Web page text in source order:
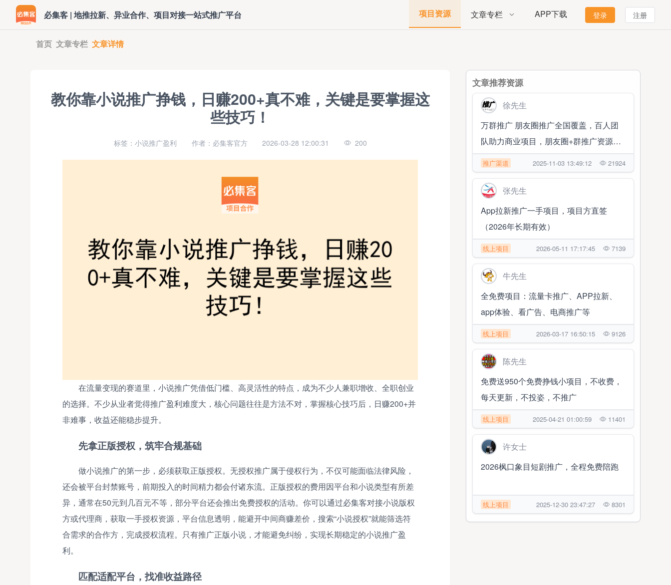
必集客 | 地推拉新、异业合作、项目对接一站式推广平台 项目资源 文章专栏 APP下载 登录 注册
首页 文章专栏 文章详情
教你靠小说推广挣钱，日赚200+真不难，关键是要掌握这
些技巧！
标签：小说推广盈利 作者：必集客官方 2026-03-28 12:00:31 200
在流量变现的赛道里，小说推广凭借低门槛、高灵活性的特点，成为不少人兼职增收、全职创业
的选择。不少从业者觉得推广盈利难度大，核心问题往往是方法不对，掌握核心技巧后，日赚200+并
非难事，收益还能稳步提升。
先拿正版授权，筑牢合规基础
做小说推广的第一步，必须获取正版授权。无授权推广属于侵权行为，不仅可能面临法律风险，
还会被平台封禁账号，前期投入的时间精力都会付诸东流。正版授权的费用因平台和小说类型有所差
异，通常在50元到几百元不等，部分平台还会推出免费授权的活动。你可以通过必集客对接小说版权
方或代理商，获取一手授权资源，平台信息透明，能避开中间商赚差价，搜索“小说授权”就能筛选符
合需求的合作方，完成授权流程。只有推广正版小说，才能避免纠纷，实现长期稳定的小说推广盈
利。
匹配适配平台，找准收益路径
文章推荐资源
徐先生
万群推广 朋友圈推广全国覆盖，百人团
队助力商业项目，朋友圈+群推广资源对
接合作
推广渠道 2025-11-03 13:49:12 21924
张先生
App拉新推广一手项目，项目方直签
（2026年长期有效）
线上项目 2026-05-11 17:17:45 7139
牛先生
全免费项目：流量卡推广、APP拉新、
app体验、看广告、电商推广等
线上项目 2026-03-17 16:50:15 9126
陈先生
免费送950个免费挣钱小项目，不收费，
每天更新，不投姿，不推广
线上项目 2025-04-21 01:00:59 11401
许女士
2026枫口象目短剧推广，全程免费陪跑
线上项目 2025-12-30 23:47:27 8301